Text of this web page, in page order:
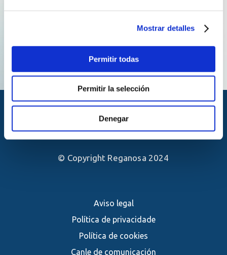
Mostrar detalles
Permitir todas
Permitir la selección
Denegar
Aviso legal
Política de privacidade
Política de cookies
Canle de comunicación
© Copyright Reganosa 2024